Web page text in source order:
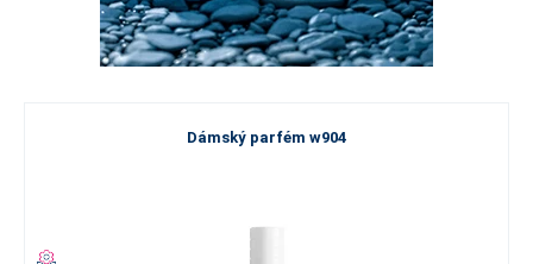
Dámský parfém w904